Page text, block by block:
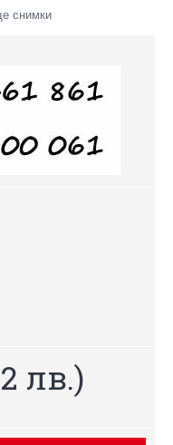
снимки
лв.)